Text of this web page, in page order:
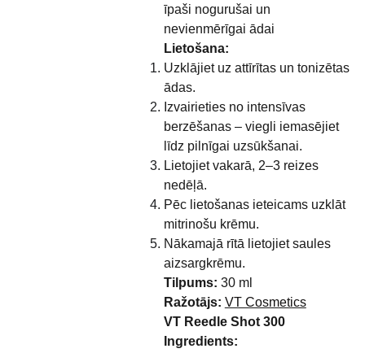
īpaši nogurušai un
nevienmērīgai ādai
Lietošana:
Uzklājiet uz attīrītas un tonizētas
ādas.
Izvairieties no intensīvas
berzēšanas – viegli iemasējiet
līdz pilnīgai uzsūkšanai.
Lietojiet vakarā, 2–3 reizes
nedēļā.
Pēc lietošanas ieteicams uzklāt
mitrinošu krēmu.
Nākamajā rītā lietojiet saules
aizsargkrēmu.
Tilpums: 30 ml
Ražotājs: VT Cosmetics
VT Reedle Shot 300
Ingredients: